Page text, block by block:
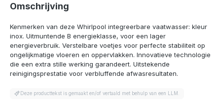
Omschrijving
Kenmerken van deze Whirlpool integreerbare vaatwasser: kleur
inox. Uitmuntende B energieklasse, voor een lager
energieverbruik. Verstelbare voetjes voor perfecte stabiliteit op
ongelijkmatige vloeren en oppervlakken. Innovatieve technologie
die een extra stille werking garandeert. Uitstekende
reinigingsprestatie voor verbluffende afwasresultaten.
Deze producttekst is gemaakt en/of vertaald met behulp van een LLM.